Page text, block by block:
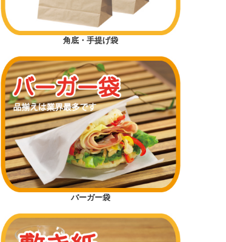
角底・手提げ袋
バーガー袋